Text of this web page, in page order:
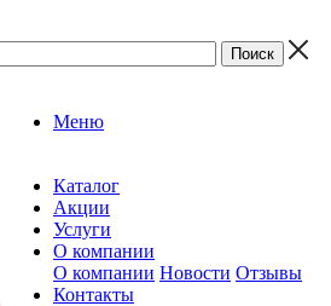
Меню
Каталог
Акции
Услуги
О компании
О компании Новости Отзывы
Контакты